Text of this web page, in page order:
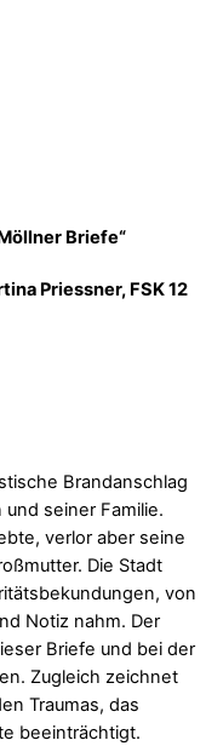
Briefe“
Priessner, FSK 12
Brandanschlag
seiner Familie.
verlor aber seine
Die Stadt
von
Notiz nahm. Der
Briefe und bei der
Zugleich zeichnet
Traumas, das
beeinträchtigt.